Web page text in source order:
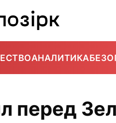
АНАЛИТИКА
перед